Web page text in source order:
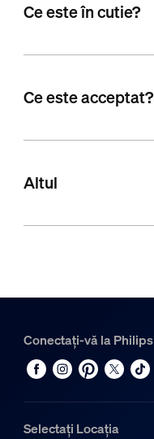
Ce este în cutie?
Ce este acceptat?
Altul
Conectați-vă la
Selectați Locația